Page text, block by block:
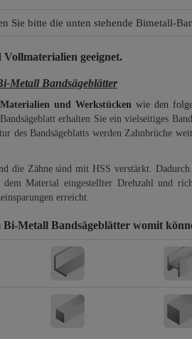
Sie bitte die unten stehende Bimetall-
geeignet.
Metall Bandsägeblätter
und Werkstücken wie den
erhalten Sie ein vielseitiges
des Bandsägeblatts werden Zahnbrüche
die Zähne sind mit HSS verstärkt.
Material eingestellter Drehzahl und
erreicht.
Metall Bandsägeblätter womit